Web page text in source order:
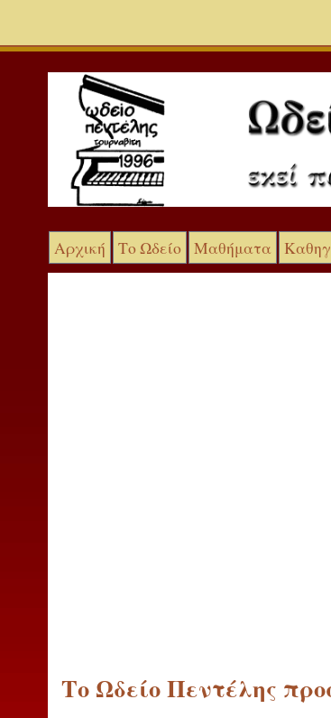
Αρχική Το Ωδείο Μαθήματα
Το Ωδείο Πεντέλης